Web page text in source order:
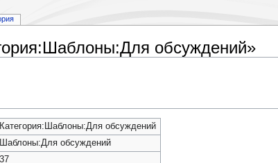
обсуждений»
Категория:Шаблоны:Для обсуждений
Шаблоны:Для обсуждений
37